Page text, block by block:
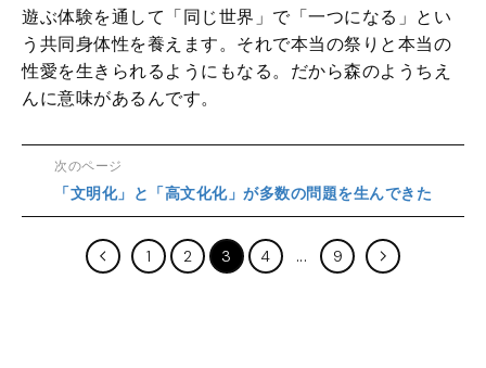
遊ぶ体験を通して「同じ世界」で「一つになる」とい
う共同身体性を養えます。それで本当の祭りと本当の
性愛を生きられるようにもなる。だから森のようちえ
んに意味があるんです。
次のページ
「文明化」と「高文化化」が多数の問題を生んできた
1 2 3 4 9